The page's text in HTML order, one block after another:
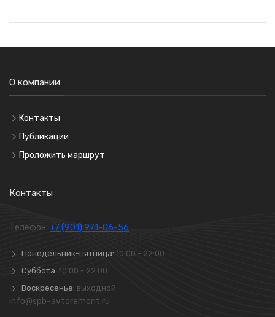
О компании
Контакты
Публикации
Проложить маршрут
Контакты
Телефон: +7 (901) 971-06-56
Понедельник-пятница: 10:00 - 22:00
Суббота: 10:00 - 22:00
Воскресенье: выходной
info@spb-avtoremont.ru